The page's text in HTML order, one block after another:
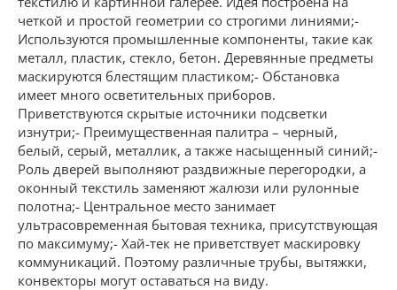
четкой и простой геометрии со строгими линиями;-
Используются промышленные компоненты, такие как
металл, пластик, стекло, бетон. Деревянные предметы
маскируются блестящим пластиком;- Обстановка
имеет много осветительных приборов.
Приветствуются скрытые источники подсветки
изнутри;- Преимущественная палитра – черный,
белый, серый, металлик, а также насыщенный синий;-
Роль дверей выполняют раздвижные перегородки, а
оконный текстиль заменяют жалюзи или рулонные
полотна;- Центральное место занимает
ультрасовременная бытовая техника, присутствующая
по максимуму;- Хай-тек не приветствует маскировку
коммуникаций. Поэтому различные трубы, вытяжки,
конвекторы могут оставаться на виду.